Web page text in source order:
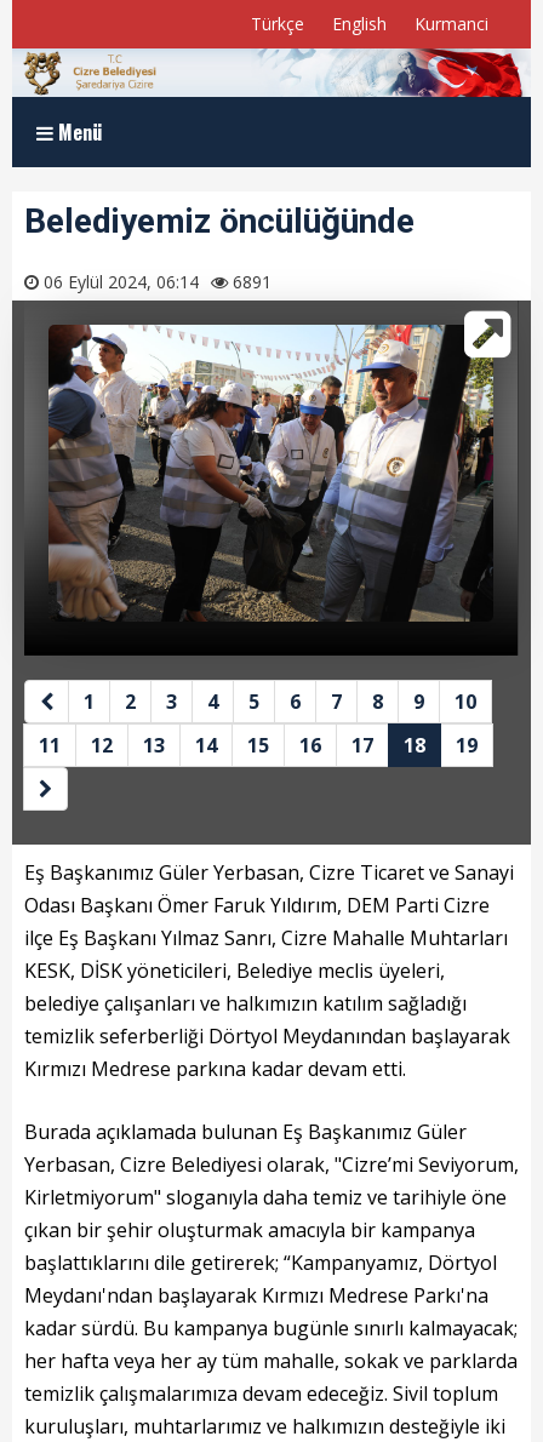
Türkçe English Kurmanci
Menü
Anasayfa
Müdürlükler
Program ve Raporlar
Meclis Üyelerimiz
E-Belediye
Beyan Bilgileri
Borç Bilgileri
Tahakkuk Bilgileri
Tahsilat Bilgileri
Online Ödeme
Sicil Kodu ile Tahsilat
Sicil Arama
Şikayet Bildirim Formu
Şikayet Takip Formu
Başkan
Başkanın Özgeçmişi
Başkanın Mesajı
Başkanın Albümü
Başkana Mesaj
Projeler
Tamamlanan Projeler
Devam Eden Projeler
Belediyemiz öncülüğünde
06 Eylül 2024, 06:14 6891
1 2 3 4 5 6 7 8 9
10
11
12 13 14 15 16 17 18 19
Eş Başkanımız Güler Yerbasan, Cizre Ticaret ve Sanayi
Odası Başkanı Ömer Faruk Yıldırım, DEM Parti Cizre
ilçe Eş Başkanı Yılmaz Sanrı, Cizre Mahalle Muhtarları
KESK, DİSK yöneticileri, Belediye meclis üyeleri,
belediye çalışanları ve halkımızın katılım sağladığı
temizlik seferberliği Dörtyol Meydanından başlayarak
Kırmızı Medrese parkına kadar devam etti.
Burada açıklamada bulunan Eş Başkanımız Güler
Yerbasan, Cizre Belediyesi olarak, "Cizre’mi Seviyorum,
Kirletmiyorum" sloganıyla daha temiz ve tarihiyle öne
çıkan bir şehir oluşturmak amacıyla bir kampanya
başlattıklarını dile getirerek; “Kampanyamız, Dörtyol
Meydanı'ndan başlayarak Kırmızı Medrese Parkı'na
kadar sürdü. Bu kampanya bugünle sınırlı kalmayacak;
her hafta veya her ay tüm mahalle, sokak ve parklarda
temizlik çalışmalarımıza devam edeceğiz. Sivil toplum
kuruluşları, muhtarlarımız ve halkımızın desteğiyle iki